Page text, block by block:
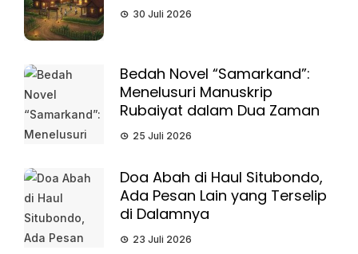
30 Juli 2026
Bedah Novel “Samarkand”:
Menelusuri Manuskrip
Rubaiyat dalam Dua Zaman
25 Juli 2026
Doa Abah di Haul Situbondo,
Ada Pesan Lain yang Terselip
di Dalamnya
23 Juli 2026